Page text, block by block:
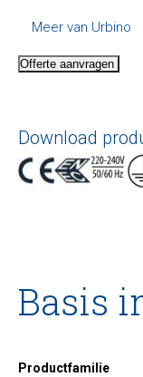
Meer van Urbino
Offerte aanvragen
Download
Basis
Productfamilie